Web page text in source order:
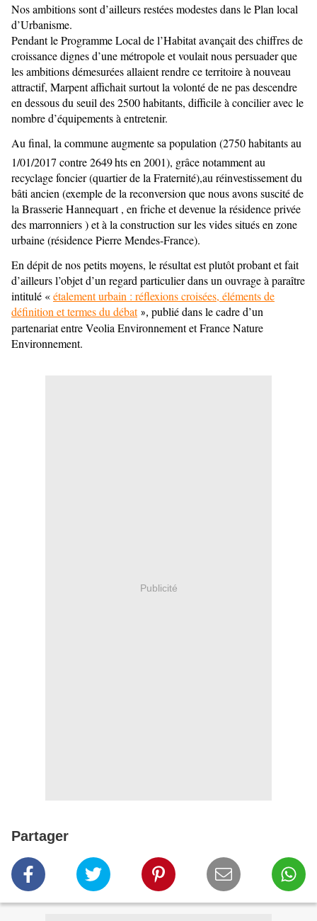
Nos ambitions sont d’ailleurs restées modestes dans le Plan local
d’Urbanisme.
Pendant le Programme Local de l’Habitat avançait des chiffres de
croissance dignes d’une métropole et voulait nous persuader que
les ambitions démesurées allaient rendre ce territoire à nouveau
attractif, Marpent affichait surtout la volonté de ne pas descendre
en dessous du seuil des 2500 habitants, difficile à concilier avec le
nombre d’équipements à entretenir.
Au final, la commune augmente sa population (2750 habitants au
1/01/2017 contre 2649hts en 2001), grâce notamment au
recyclage foncier (quartier de la Fraternité),au réinvestissement du
bâti ancien (exemple de la reconversion que nous avons suscité de
la Brasserie Hannequart , en friche et devenue la résidence privée
des marronniers ) et à la construction sur les vides situés en zone
urbaine (résidence Pierre Mendes-France).
En dépit de nos petits moyens, le résultat est plutôt probant et fait
d’ailleurs l’objet d’un regard particulier dans un ouvrage à paraître
intitulé «étalement urbain : réflexions croisées, éléments de
définition et termes du débat», publié dans le cadre d’un
partenariat entre Veolia Environnement et France Nature
Environnement.
Publicité
Partager